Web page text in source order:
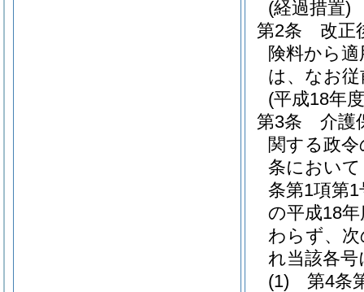
(経過措置)
第2条
改正
険料から
は、なお
(平成18年
第3条
介護
関する政
条におい
条第1項第
の平成18
わらず、
れ当該各
(1)
第4条